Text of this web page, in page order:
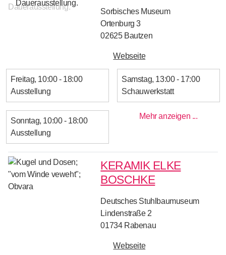
Dauerausstellung.
Sorbisches Museum
Ortenburg 3
02625 Bautzen
Webseite
Freitag 10:00 - 18:00
Ausstellung
Samstag 13:00 - 17:00
Schauwerkstatt
Sonntag 10:00 - 18:00
Ausstellung
Mehr anzeigen ...
KERAMIK ELKE
BOSCHKE
Deutsches Stuhlbaumuseum
Lindenstraße 2
01734 Rabenau
Webseite